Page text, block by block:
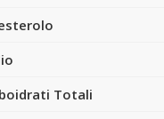
Totali